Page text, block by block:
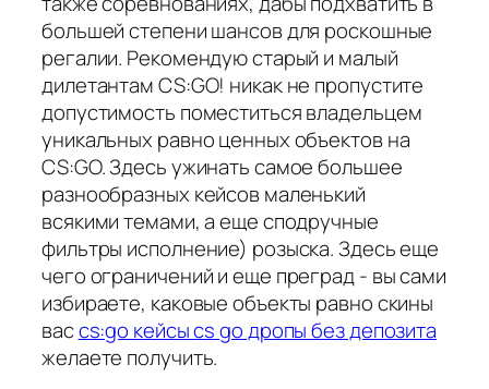
большей степени шансов для роскошные
регалии. Рекомендую старый и малый
дилетантам CS:GO! никак не пропустите
допустимость поместиться владельцем
уникальных равно ценных объектов на
CS:GO. Здесь ужинать самое большее
разнообразных кейсов маленький
всякими темами, а еще сподручные
фильтры исполнение) розыска. Здесь еще
чего ограничений и еще преград - вы сами
избираете, каковые объекты равно скины
васcs:go кейсы cs go дропы без депозита
желаете получить.